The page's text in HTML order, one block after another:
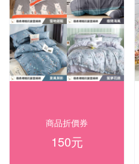
商品折價券
150元